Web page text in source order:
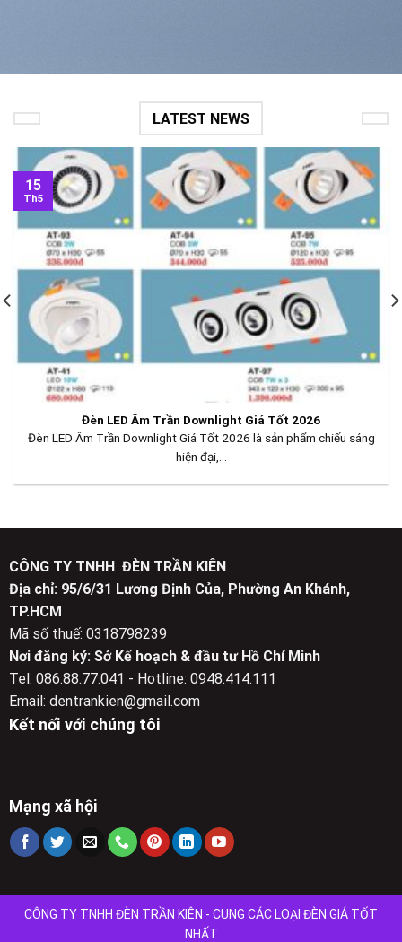
LATEST NEWS
Đèn LED Âm Trần Downlight Giá Tốt 2026
Đèn LED Âm Trần Downlight Giá Tốt 2026 là sản phẩm chiếu sáng
hiện đại,...
15
Th5
CÔNG TY TNHH ĐÈN TRẦN KIÊN
Địa chỉ: 95/6/31 Lương Định Của, Phường An Khánh,
TP.HCM
Mã số thuế: 0318798239
Nơi đăng ký: Sở Kế hoạch & đầu tư Hồ Chí Minh
Tel: 086.88.77.041 - Hotline: 0948.414.111
Email: dentrankien@gmail.com
Kết nối với chúng tôi
Mạng xã hội
CÔNG TY TNHH ĐÈN TRẦN KIÊN - CUNG CÁC LOẠI ĐÈN GIÁ TỐT
NHẤT